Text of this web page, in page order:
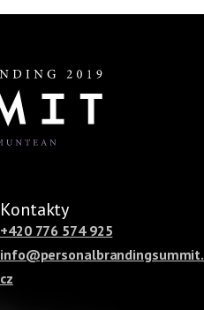
Kontakty
+420 776 574 925
info@personalbrandingsummit.
cz